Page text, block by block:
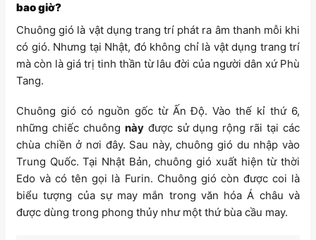
bao giờ?
Chuông gió là vật dụng trang trí phát ra âm thanh mỗi khi
có gió. Nhưng tại Nhật, đó không chỉ là vật dụng trang trí
mà còn là giá trị tinh thần từ lâu đời của người dân xứ Phù
Tang.
Chuông gió có nguồn gốc từ Ấn Độ. Vào thế kỉ thứ 6,
những chiếc chuông nàyđược sử dụng rộng rãi tại các
chùa chiền ở nơi đây. Sau này, chuông gió du nhập vào
Trung Quốc. Tại Nhật Bản, chuông gió xuất hiện từ thời
Edo và có tên gọi là Furin. Chuông gió còn được coi là
biểu tượng của sự may mắn trong văn hóa Á châu và
được dùng trong phong thủy như một thứ bùa cầu may.